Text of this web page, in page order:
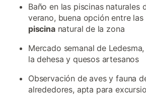
Baño en las piscinas naturales
verano, buena opción entre las
piscinanatural de la zona
Mercado semanal de
la dehesa y quesos artesanos
Observación de aves y fauna
alrededores, apta para